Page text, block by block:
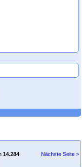
14.284
Nächste Seite >